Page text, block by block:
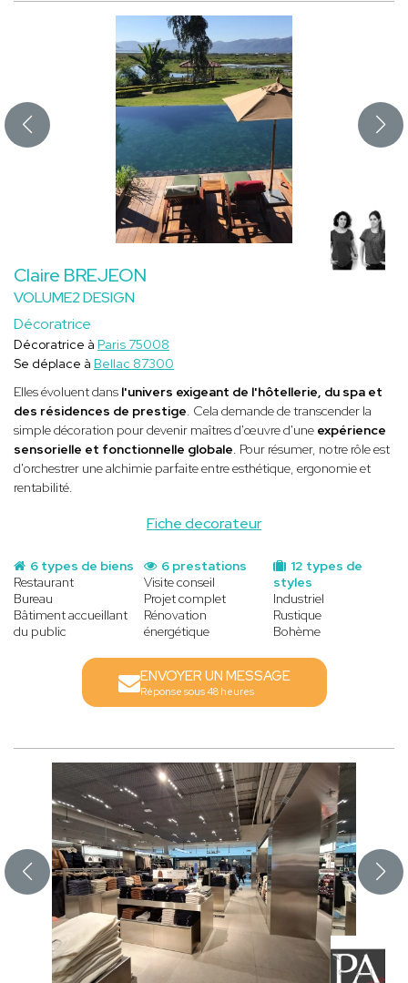
Claire BREJEON
VOLUME2 DESIGN
Décoratrice
Fiche decorateur
Décoratrice à Paris 75008
Se déplace à Bellac 87300
Elles évoluent dans l'univers exigeant de l'hôtellerie, du spa et
des résidences de prestige. Cela demande de transcender la
simple décoration pour devenir maîtres d'œuvre d'une expérience
sensorielle et fonctionnelle globale. Pour résumer, notre rôle est
d'orchestrer une alchimie parfaite entre esthétique, ergonomie et
rentabilité.
6 types de biens
Restaurant
Bureau
Bâtiment accueillant
du public
12 types de
styles
Industriel
Rustique
Bohème
6 prestations
Visite conseil
Projet complet
Rénovation
énergétique
ENVOYER UN MESSAGE
Réponse sous 48 heures